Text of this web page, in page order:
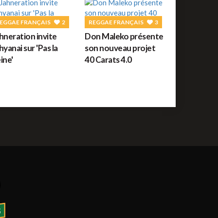
des festivals reggae : JUILLET 2026
56
du jour : War de Bob Marley
FRANÇAIS 2
invite
sur 'Pas la
REGGAE FRANÇAIS 3
Don Maleko présente
son nouveau projet
40 Carats 4.0